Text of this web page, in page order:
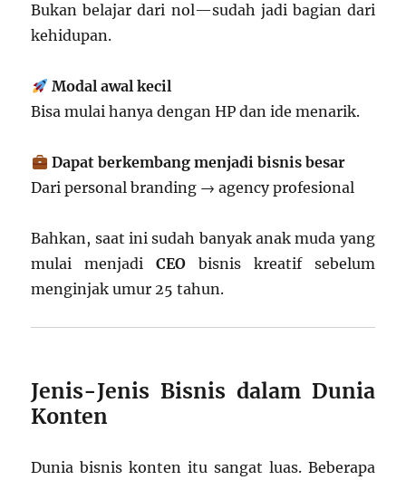
Bukan belajar dari nol—sudah jadi bagian dari
kehidupan.
Modal awal kecil
Bisa mulai hanya dengan HP dan ide menarik.
Dapat berkembang menjadi bisnis besar
Dari personal branding → agency profesional
Bahkan, saat ini sudah banyak anak muda yang
mulai menjadiCEO bisnis kreatif sebelum
menginjak umur 25 tahun.
Jenis-Jenis Bisnis dalam Dunia
Konten
Dunia bisnis konten itu sangat luas. Beberapa